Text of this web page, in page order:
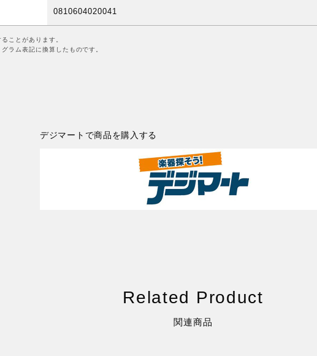
0810604020041
ことがあります。
ラム表記に換算したものです。
デジマートで商品を購入する
Related Product
関連商品